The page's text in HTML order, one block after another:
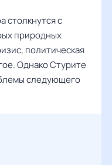
столкнутся с
природных
политическая
Однако Стурите
следующего